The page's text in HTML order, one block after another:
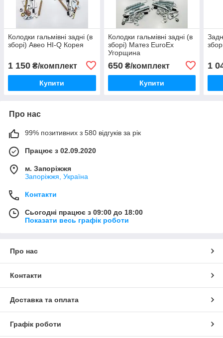
Колодки гальмівні задні (в
зборі) Авео HI-Q Корея
1 150 ₴/комплект
Купити
Колодки гальмівні задні (в
зборі) Матез EuroEx
Угорщина
650₴/комплект
Купити
1
Про нас
99% позитивних з 580 відгуків за рік
Працює з 02.09.2020
м. Запоріжжя
Запоріжжя, Україна
Контакти
Сьогодні працює з 09:00 до 18:00
Показати весь графік роботи
Про нас
Контакти
Доставка та оплата
Графік роботи